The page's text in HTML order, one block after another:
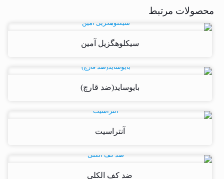
محصولات مرتبط
سیکلوهگزیل آمین
بایوساید(ضد قارچ)
آنتراسیت
ضد کف الکلی